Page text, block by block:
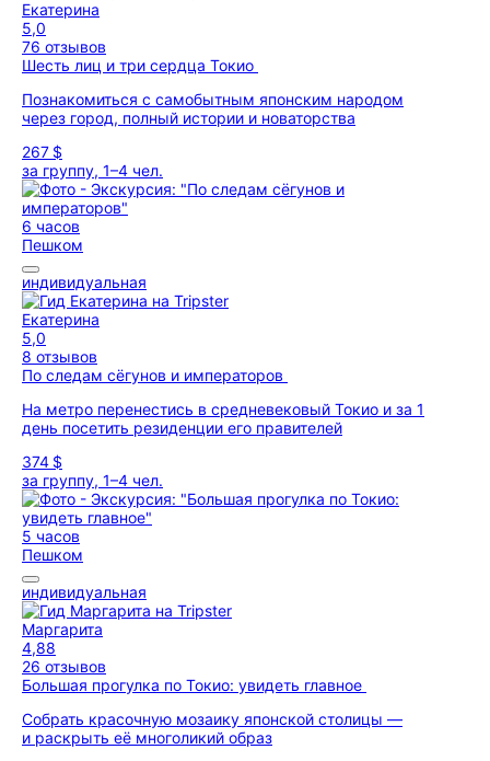
Екатерина
5,0
76 отзывов
Шесть лиц и три сердца Токио
Познакомиться с самобытным японским народом
через город, полный истории и новаторства
267 $
за группу, 1–4 чел.
6 часов
Пешком
индивидуальная
Екатерина
5,0
8 отзывов
По следам сёгунов и императоров
На метро перенестись в средневековый Токио и за 1
день посетить резиденции его правителей
374 $
за группу, 1–4 чел.
5 часов
Пешком
индивидуальная
Маргарита
4,88
26 отзывов
Большая прогулка по Токио: увидеть главное
Собрать красочную мозаику японской столицы —
и раскрыть её многоликий образ